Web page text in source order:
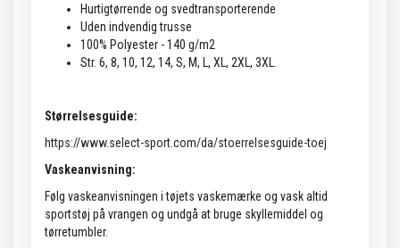
Hurtigtørrende og svedtransporterende
Uden indvendig trusse
100% Polyester - 140 g/m2
Str. 6, 8, 10, 12, 14, S, M, L, XL, 2XL, 3XL.
Størrelsesguide:
https://www.select-sport.com/da/stoerrelsesguide-toej
Vaskeanvisning:
Følg vaskeanvisningen i tøjets vaskemærke og vask altid
sportstøj på vrangen og undgå at bruge skyllemiddel og
tørretumbler.